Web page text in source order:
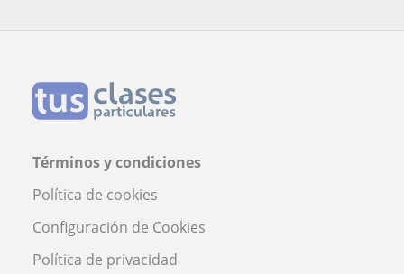
Términos y condiciones
Política de cookies
Configuración de Cookies
Política de privacidad